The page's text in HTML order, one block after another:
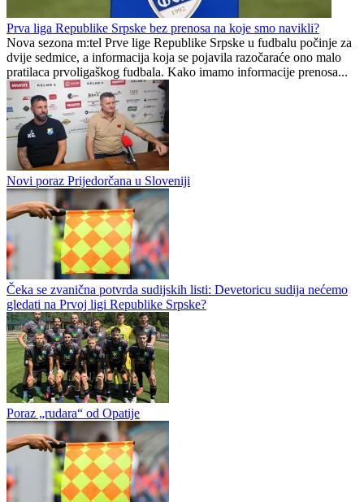
Poznate sudije za dvomeč Sarajeva i Inter Turkuu: Grci na Koševu,
Česi u revanšu
Rudar Prijedor
0 0
Prva liga Republike Srpske bez prenosa na koje smo navikli?
Nova sezona m:tel Prve lige Republike Srpske u fudbalu počinje za
dvije sedmice, a informacija koja se pojavila razočaraće ono malo
pratilaca prvoligaškog fudbala. Kako imamo informacije prenosa...
Novi poraz Prijedorčana u Sloveniji